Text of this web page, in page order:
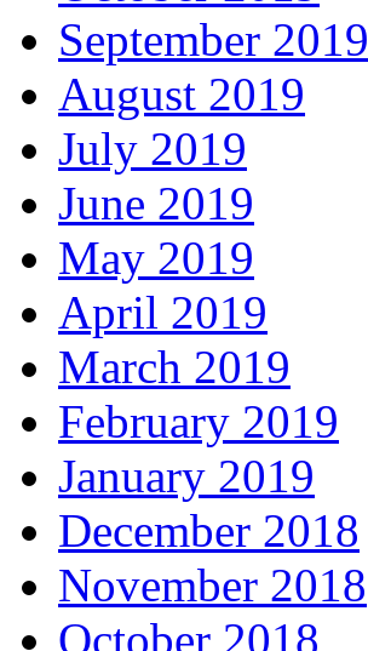
September 2019
August 2019
July 2019
June 2019
May 2019
April 2019
March 2019
February 2019
January 2019
December 2018
November 2018
October 2018